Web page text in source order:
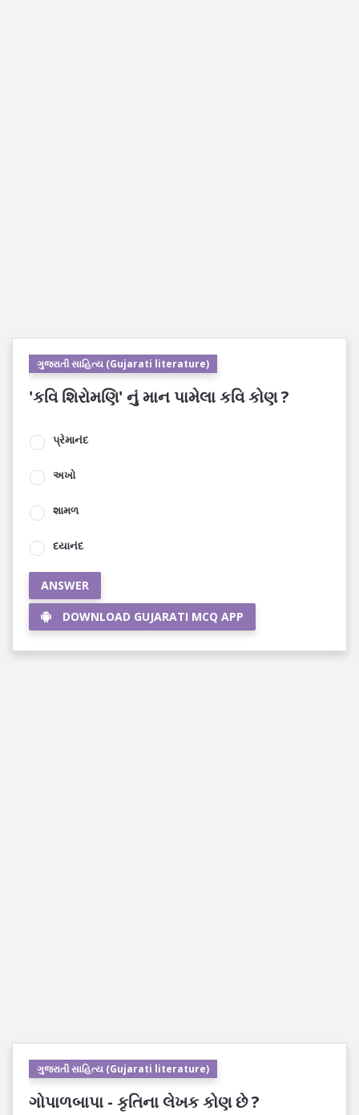
ગુજરાતી સાહિત્ય (Gujarati literature)
'કવિ શિરોમણિ' નું માન પામેલા કવિ કોણ ?
પ્રેમાનંદ
અખો
શામળ
દયાનંદ
ANSWER
DOWNLOAD GUJARATI MCQ APP
ગુજરાતી સાહિત્ય (Gujarati literature)
ગોપાળબાપા - કૃતિના લેખક કોણ છે ?